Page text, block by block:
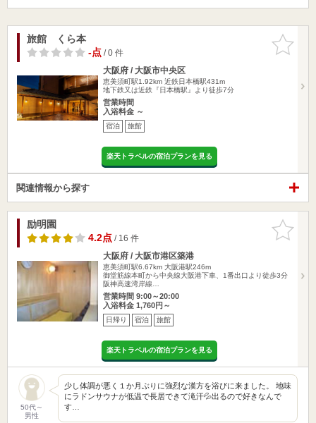
お気に入
りに追加
旅館 くら本
-点/ 0 件
大阪府 / 大阪市中央区
恵美須町駅1.92km 近鉄日本橋駅431m
地下鉄又は近鉄『日本橋駅』より徒歩7分
営業時間
入浴料金 ～
宿泊 旅館
楽天トラベルの宿泊プランを見る
関連情報から探す
お気に入
りに追加
励明園
4.2点/ 16 件
大阪府 / 大阪市港区築港
恵美須町駅6.67km 大阪港駅246m
御堂筋線本町から中央線大阪港下車、1番出口より徒歩3分
阪神高速湾岸線…
営業時間 9:00～20:00
入浴料金 1,760円～
日帰り 宿泊 旅館
楽天トラベルの宿泊プランを見る
50代～
男性
少し体調が悪く１か月ぶりに強烈な漢方を浴びに来ました。 地味
にラドンサウナが低温で長居できて滝汗💦出るので好きなんで
す…